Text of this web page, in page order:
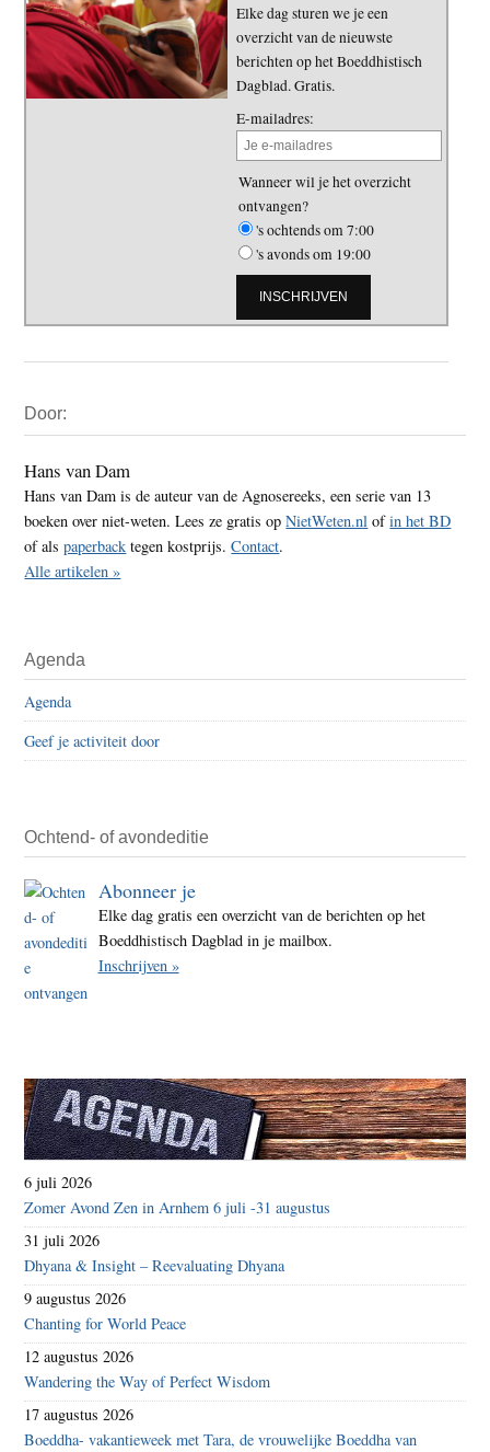
Elke dag sturen we je een
overzicht van de nieuwste
berichten op het Boeddhistisch
Dagblad. Gratis.
E-mailadres:
Wanneer wil je het overzicht
ontvangen?
's ochtends om 7:00
's avonds om 19:00
Sidebar
Door:
Hans van Dam
Hans van Dam is de auteur van de Agnosereeks, een serie van 13
boeken over niet-weten. Lees ze gratis opNietWeten.nl ofin het BD
of alspaperback tegen kostprijs.Contact.
Alle artikelen »
Agenda
Agenda
Geef je activiteit door
Ochtend- of avondeditie
Abonneer je
Elke dag gratis een overzicht van de berichten op het
Boeddhistisch Dagblad in je mailbox.
Inschrijven »
6 juli 2026
Zomer Avond Zen in Arnhem 6 juli -31 augustus
31 juli 2026
Dhyana & Insight – Reevaluating Dhyana
9 augustus 2026
Chanting for World Peace
12 augustus 2026
Wandering the Way of Perfect Wisdom
17 augustus 2026
Boeddha- vakantieweek met Tara, de vrouwelijke Boeddha van